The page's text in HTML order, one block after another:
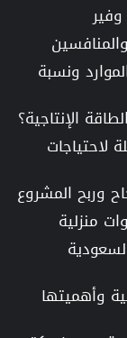
ونسبة
الإنتاجية؟
وربح المشروع
منزلية
وأهميتها